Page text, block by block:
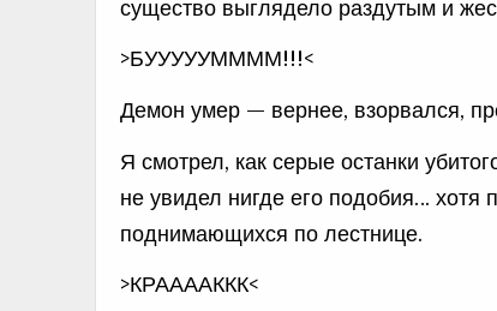
существо выглядело раздутым и
>БУУУУУММММ!!!<
Демон умер — вернее, взорвался,
Я смотрел, как серые останки
не увидел нигде его подобия… хотя
поднимающихся по лестнице.
>КРААААККК<